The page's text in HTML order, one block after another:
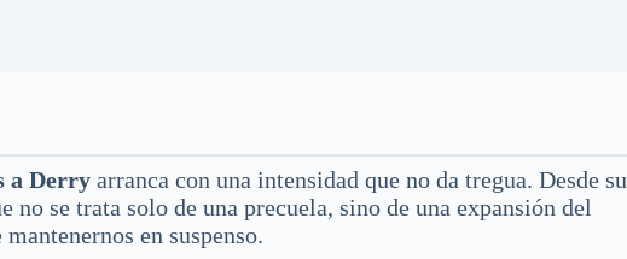
a Derry arranca con una intensidad que no da tregua. Desde su
se trata solo de una precuela, sino de una expansión del
en suspenso.